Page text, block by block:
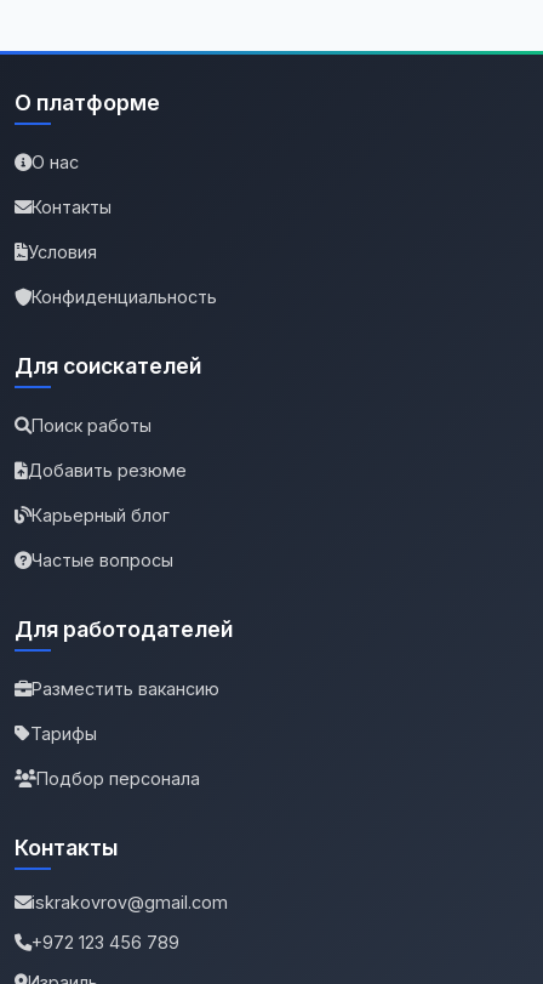
О платформе
О нас
Контакты
Условия
Конфиденциальность
Для соискателей
Поиск работы
Добавить резюме
Карьерный блог
Частые вопросы
Для работодателей
Разместить вакансию
Тарифы
Подбор персонала
Контакты
iskrakovrov@gmail.com
+972 123 456 789